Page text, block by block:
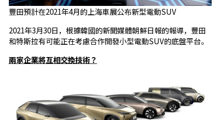
豐田預計在2021年4月的上海車展公布新型電動SUV
2021年3月30日，根據韓國的新聞媒體朝鮮日報的報導，豐田
和特斯拉有可能正在考慮合作開發小型電動SUV的底盤平台。
兩家企業將互相交換技術？